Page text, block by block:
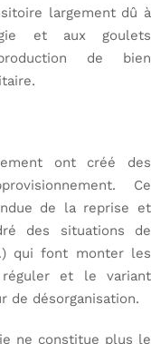
largement dû à
et aux goulets
de bien
ont créé des
Ce
de la reprise et
des situations de
qui font monter les
et le variant
de désorganisation.
ne constitue plus le